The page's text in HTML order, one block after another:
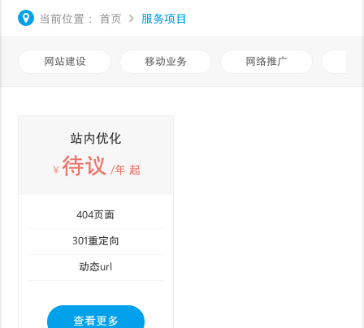
当前位置： 首页 服务项目
网站建设 移动业务 网络推广
站内优化
￥ 待议 /年 起
404页面
301重定向
动态url
查看更多